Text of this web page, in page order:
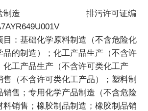
机盐制造 排污许可证编
目：基础化学原料制造（不含危险化
品的制造）；化工产品生产（不含许
化工产品生产（不含许可类化工产
（不含许可类化工产品）；塑料制
销售；专用化学产品制造（不含危险
料销售；橡胶制品制造；橡胶制品销